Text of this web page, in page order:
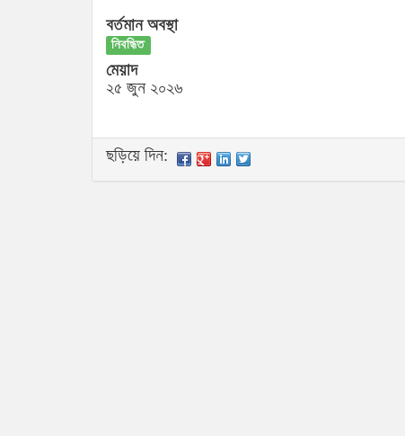
বর্তমান অবস্থা
নিবন্ধিত
মেয়াদ
২৫ জুন ২০২৬
ছড়িয়ে দিন: